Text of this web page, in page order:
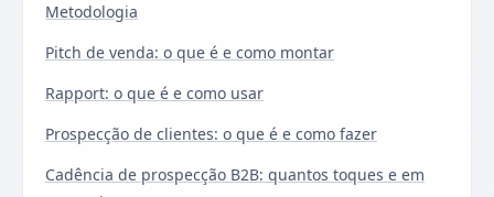
Metodologia
Pitch de venda: o que é e como montar
Rapport: o que é e como usar
Prospecção de clientes: o que é e como fazer
Cadência de prospecção B2B: quantos toques e em